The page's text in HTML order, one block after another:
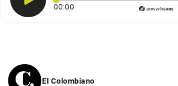
00:00 Tiempo transcurrido: 0
El Colombiano